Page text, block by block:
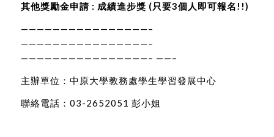
其他獎勵金申請 : 成績進步獎 (只要3個人即可報名!!)
————————————————–
————————————————–
————————————————– ——–
主辦單位：中原大學教務處學生學習發展中心
聯絡電話：03-2652051 彭小姐